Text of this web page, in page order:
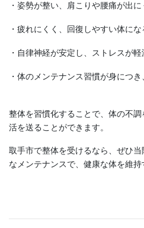
・姿勢が整い、肩こりや腰痛が出に
・疲れにくく、回復しやすい体にな
・自律神経が安定し、ストレスが軽
・体のメンテナンス習慣が身につ
整体を習慣化することで、体の不
活を送ることができます。
取手市で整体を受けるなら、ぜひ
なメンテナンスで、健康な体を維持